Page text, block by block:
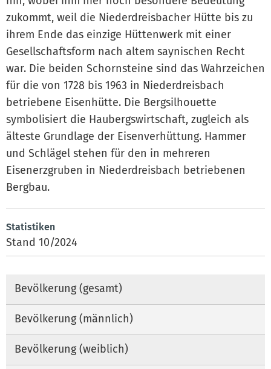
zukommt, weil die Niederdreisbacher Hütte bis zu
ihrem Ende das einzige Hüttenwerk mit einer
Gesellschaftsform nach altem saynischen Recht
war. Die beiden Schornsteine sind das Wahrzeichen
für die von 1728 bis 1963 in Niederdreisbach
betriebene Eisenhütte. Die Bergsilhouette
symbolisiert die Haubergswirtschaft, zugleich als
älteste Grundlage der Eisenverhüttung. Hammer
und Schlägel stehen für den in mehreren
Eisenerzgruben in Niederdreisbach betriebenen
Bergbau.
Statistiken
Stand 10/2024
Bevölkerung (gesamt)
Bevölkerung (männlich)
Bevölkerung (weiblich)